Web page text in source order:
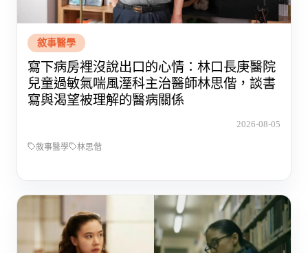
敘事醫學
寫下病房裡沒說出口的心情：林口長庚醫院
兒童過敏氣喘風溼科主治醫師林思偕，談書
寫與渴望被理解的醫病關係
2026-08-05
敘事醫學 林思偕